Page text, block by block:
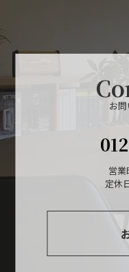
お
営業
定休